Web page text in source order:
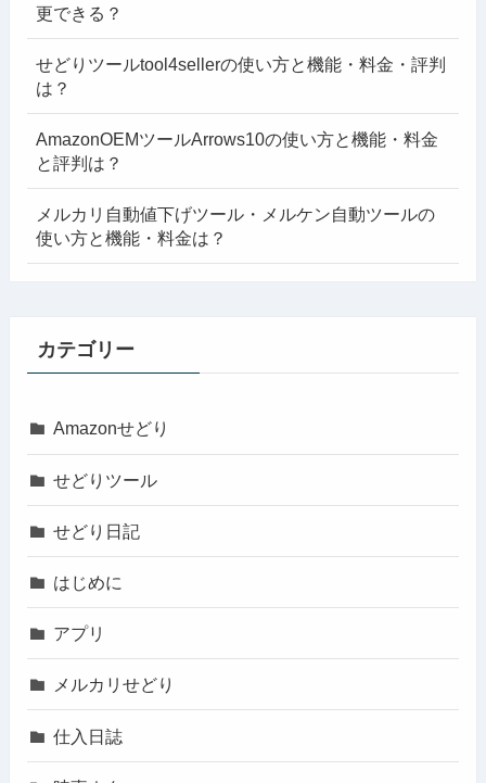
更できる？
せどりツールtool4sellerの使い方と機能・料金・評判
は？
AmazonOEMツールArrows10の使い方と機能・料金
と評判は？
メルカリ自動値下げツール・メルケン自動ツールの
使い方と機能・料金は？
カテゴリー
Amazonせどり
せどりツール
せどり日記
はじめに
アプリ
メルカリせどり
仕入日誌